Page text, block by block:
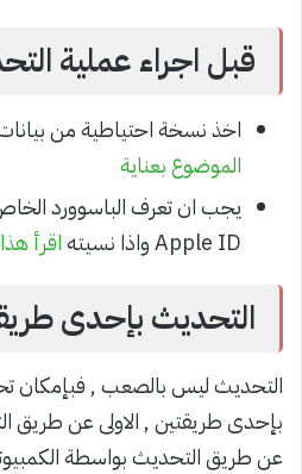
قبل اجراء عملية
اخذ نسخة احتياطية من
الموضوع بعناية
يجب ان تعرف الباسوورد
Apple ID واذا نسيته
اقرأ
التحديث بإحدى
التحديث ليس بالصعب , فبإمكان
بإحدى طريقتين , الاولى عن طريق
عن طريق التحديث بواسطة